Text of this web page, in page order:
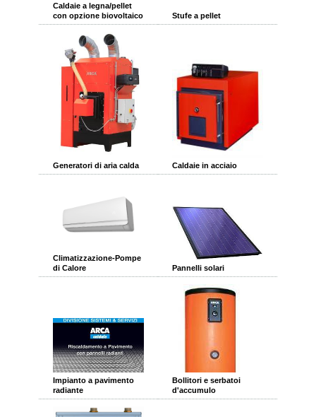
Caldaie a legna/pellet
con opzione biovoltaico
Stufe a pellet
Generatori di aria calda Caldaie in acciaio
Climatizzazione-Pompe
di Calore
Pannelli solari
Impianto a pavimento
radiante
Bollitori e serbatoi
d'accumulo